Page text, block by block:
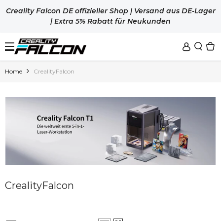
Zum Inhalt Springen
Creality Falcon DE offizieller Shop | Versand aus DE-Lager
| Extra 5% Rabatt für Neukunden
Sale
New
Home CrealityFalcon
CrealityFalcon